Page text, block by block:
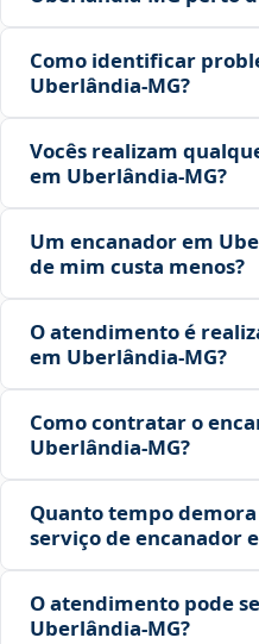
Como identificar
Uberlândia‑MG?
Vocês realizam
em Uberlândia‑MG?
Um encanador em
de mim custa menos?
O atendimento é
em Uberlândia‑MG?
Como contratar o
Uberlândia‑MG?
Quanto tempo
serviço de encanador
O atendimento pode
Uberlândia‑MG?